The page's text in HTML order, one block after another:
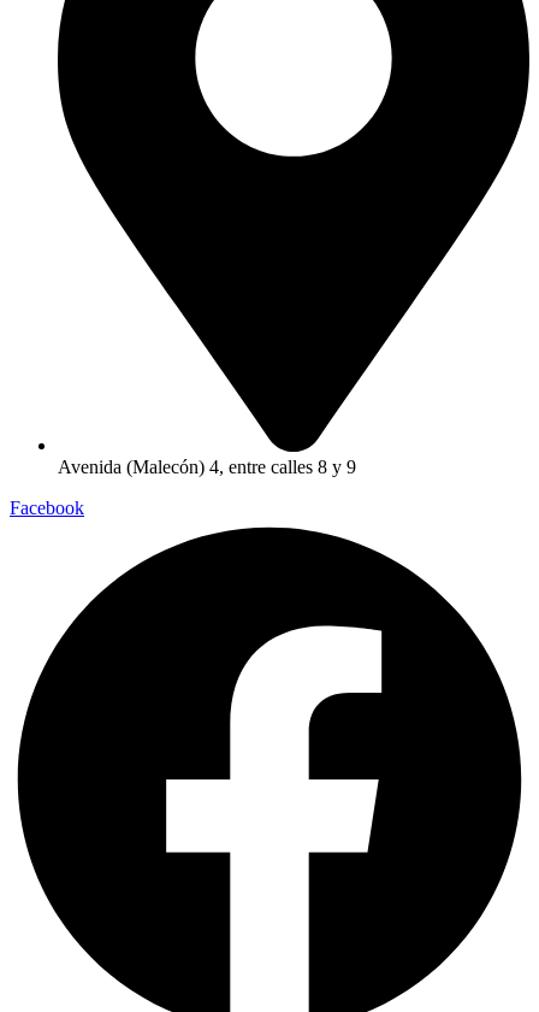
Avenida (Malecón) 4, entre calles 8 y 9
Facebook